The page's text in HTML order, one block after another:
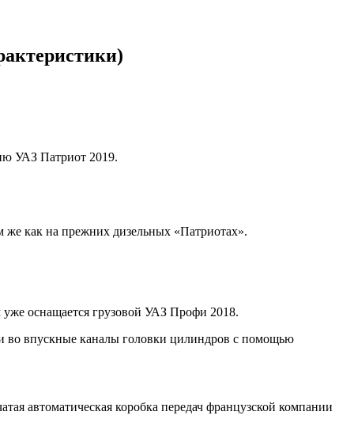
УАЗ Патриот 2019.
же как на прежних дизельных «Патриотах».
оснащается грузовой УАЗ Профи 2018.
во впускные каналы головки цилиндров с помощью
автоматическая коробка передач французской компании